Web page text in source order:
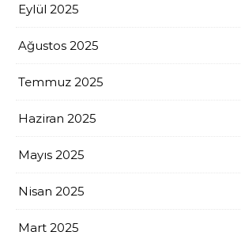
Eylül 2025
Ağustos 2025
Temmuz 2025
Haziran 2025
Mayıs 2025
Nisan 2025
Mart 2025